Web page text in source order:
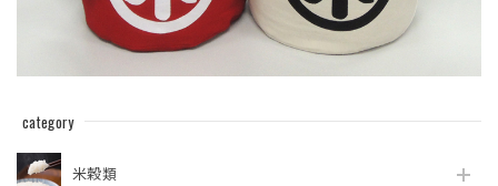
category
米穀類